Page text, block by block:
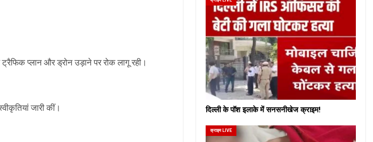
प्लान और ड्रोन उड़ाने पर रोक लागू रही।
जारी कीं। दिल्ली के पॉश इलाके में सनसनीखेज क्राइम!
क्राइम LIVE